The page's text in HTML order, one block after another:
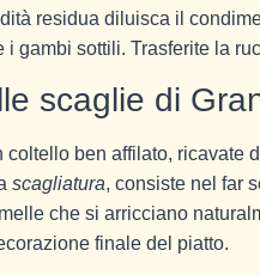
residua diluisca il
gambi sottili. Trasferite la
scaglie di
coltello ben affilato,
scagliatura, consiste nel far
che si arricciano
finale del piatto.